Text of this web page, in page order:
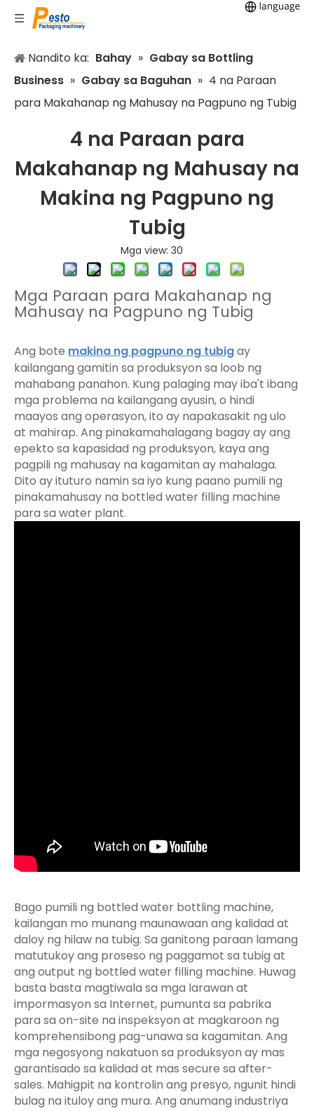
Nandito ka: Bahay » Gabay sa Bottling
Business » Gabay sa Baguhan » 4 na Paraan
para Makahanap ng Mahusay na Pagpuno ng Tubig
4 na Paraan para
Makahanap ng Mahusay na
Makina ng Pagpuno ng
Tubig
Mga view: 30
Mga Paraan para Makahanap ng
Mahusay na Pagpuno ng Tubig
Ang bote makina ng pagpuno ng tubigay
kailangang gamitin sa produksyon sa loob ng
mahabang panahon. Kung palaging may iba't ibang
mga problema na kailangang ayusin, o hindi
maayos ang operasyon, ito ay napakasakit ng ulo
at mahirap. Ang pinakamahalagang bagay ay ang
epekto sa kapasidad ng produksyon, kaya ang
pagpili ng mahusay na kagamitan ay mahalaga.
Dito ay ituturo namin sa iyo kung paano pumili ng
pinakamahusay na bottled water filling machine
para sa water plant.
Bago pumili ng bottled water bottling machine,
kailangan mo munang maunawaan ang kalidad at
daloy ng hilaw na tubig. Sa ganitong paraan lamang
matutukoy ang proseso ng paggamot sa tubig at
ang output ng bottled water filling machine. Huwag
basta basta magtiwala sa mga larawan at
impormasyon sa Internet, pumunta sa pabrika
para sa on-site na inspeksyon at magkaroon ng
komprehensibong pag-unawa sa kagamitan. Ang
mga negosyong nakatuon sa produksyon ay mas
garantisado sa kalidad at mas secure sa after-
sales. Mahigpit na kontrolin ang presyo, ngunit hindi
bulag na ituloy ang mura. Ang anumang industriya